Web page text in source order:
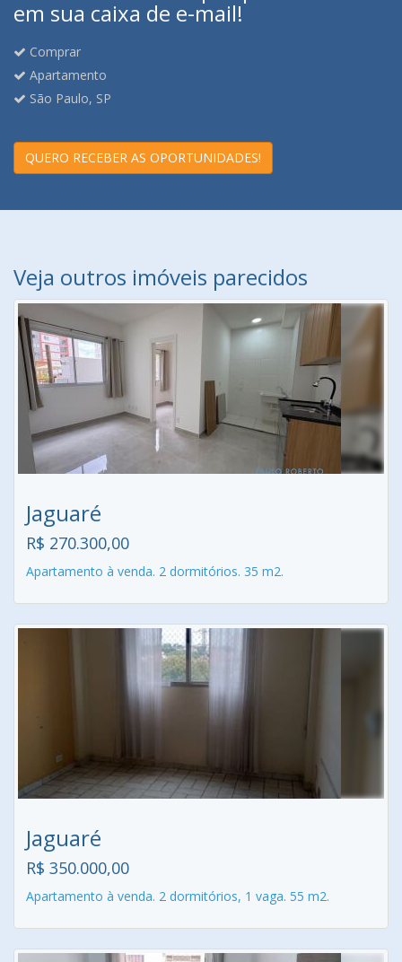
em sua caixa de e-mail!
Comprar
Apartamento
São Paulo, SP
QUERO RECEBER AS OPORTUNIDADES!
Veja outros imóveis parecidos
Jaguaré
R$ 270.300,00
Apartamento à venda. 2 dormitórios. 35 m2.
Jaguaré
R$ 350.000,00
Apartamento à venda. 2 dormitórios, 1 vaga. 55 m2.